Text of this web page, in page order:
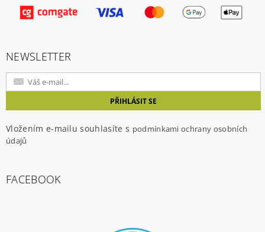
Vložením hodnocení souhlasíte spodmínkami
ochrany osobních údajů
NEWSLETTER
Vložením e-mailu souhlasíte s podmínkami ochrany osobních
údajů
FACEBOOK